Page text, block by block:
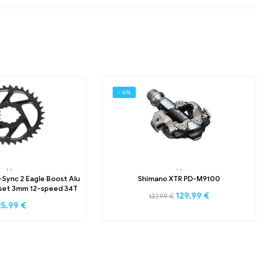
, ,
2 Eagle Boost Alu
3mm 12-speed 34T
€
- 6%
, ,
Shimano XTR PD-M9100
137.99€ 129.99 €